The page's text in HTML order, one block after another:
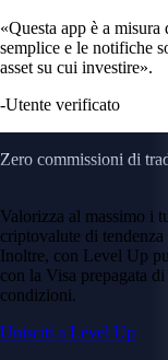
«Questa app è a
semplice e le notifiche
asset su cui investire».
-Utente verificato
Zero commissioni di
Valorizza al massimo i
criptovalute di
Inoltre, con Level Up
con la Visa prepagata
condizioni.
Unisciti a Level Up